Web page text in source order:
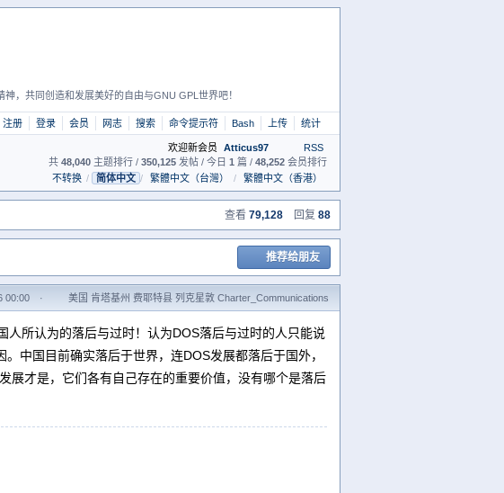
，共同创造和发展美好的自由与GNU GPL世界吧！
注册 登录 会员 网志 搜索 命令提示符 Bash 上传 统计
欢迎新会员 Atticus97
RSS
共 48,040 主题排行 / 350,125 发帖 / 今日 1 篇 / 48,252 会员排行
不转换 / 简体中文 / 繁體中文（台灣） / 繁體中文（香港）
查看 79,128 回复 88
推荐给朋友
00:00 · 美国 肯塔基州 费耶特县 列克星敦 Charter_Communications
所认为的落后与过时！认为DOS落后与过时的人只能说
中国目前确实落后于世界，连DOS发展都落后于国外，
展才是，它们各有自己存在的重要价值，没有哪个是落后